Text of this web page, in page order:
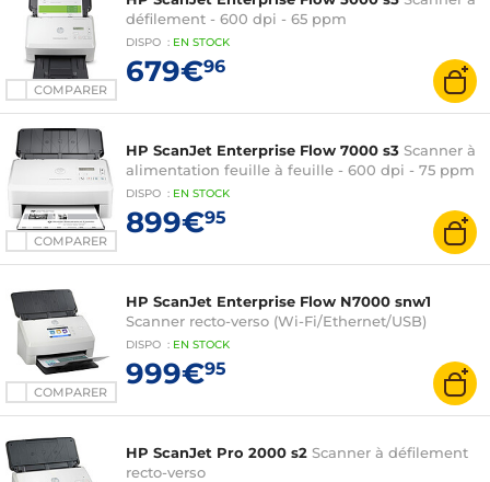
COMPARER
défilement - 600 dpi - 65 ppm
DISPO : EN STOCK
679€96
COMPARER
HP ScanJet Enterprise Flow 7000 s3 Scanner à
alimentation feuille à feuille - 600 dpi - 75 ppm
DISPO : EN STOCK
899€95
COMPARER
HP ScanJet Enterprise Flow N7000 snw1
Scanner recto-verso (Wi-Fi/Ethernet/USB)
DISPO : EN STOCK
999€95
HP ScanJet Pro 2000 s2 Scanner à défilement
recto-verso